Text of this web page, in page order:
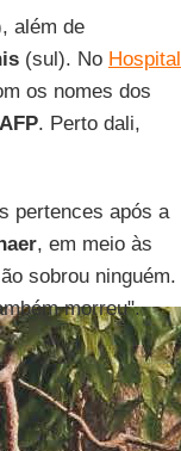
além de
(sul). No Hospital
os nomes dos
AFP. Perto dali,
pertences após a
, em meio às
sobrou ninguém.
morreu".